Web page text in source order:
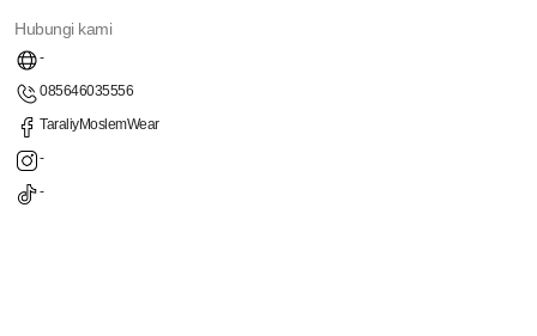
Hubungi kami
-
085646035556
TaraliyMoslemWear
-
-